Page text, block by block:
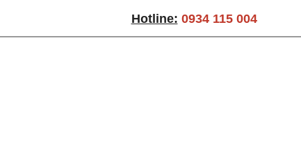
Hotline: 0934 115 004